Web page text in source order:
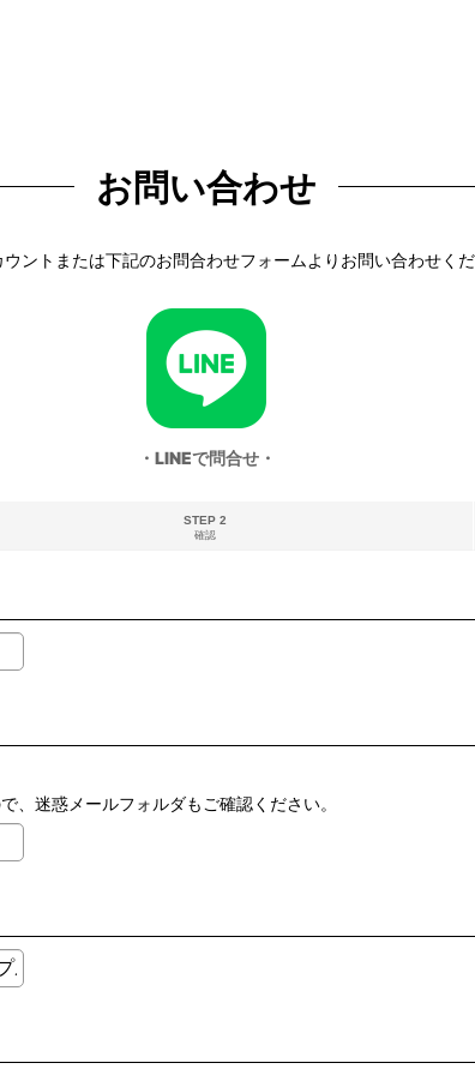
お問い合わせ
ウントまたは下記のお問合わせフォームよりお問い合わせく
・LINEで問合せ・
STEP 2
確認
、迷惑メールフォルダもご確認ください。